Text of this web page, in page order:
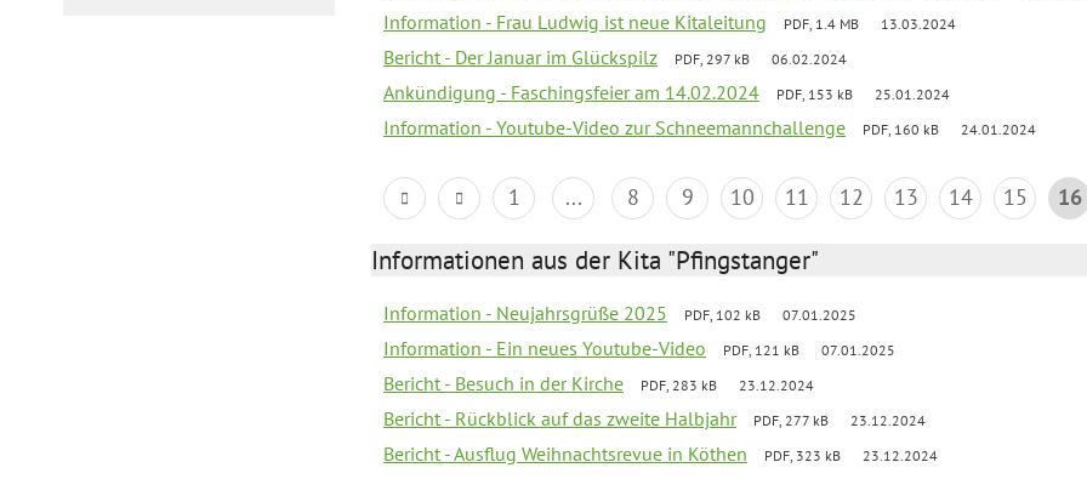
Information - Frau Ludwig ist neue Kitaleitung PDF, 1.4 MB 13.03.2024
Bericht - Der Januar im Glückspilz PDF, 297 kB 06.02.2024
Ankündigung - Faschingsfeier am 14.02.2024 PDF, 153 kB 25.01.2024
Information - Youtube-Video zur Schneemannchallenge PDF, 160 kB 24.01.2024
1 ... 8 9 10 11 12 13 14 15 16
Informationen aus der Kita "Pfingstanger"
Information - Neujahrsgrüße 2025 PDF, 102 kB 07.01.2025
Information - Ein neues Youtube-Video PDF, 121 kB 07.01.2025
Bericht - Besuch in der Kirche PDF, 283 kB 23.12.2024
Bericht - Rückblick auf das zweite Halbjahr PDF, 277 kB 23.12.2024
Bericht - Ausflug Weihnachtsrevue in Köthen PDF, 323 kB 23.12.2024